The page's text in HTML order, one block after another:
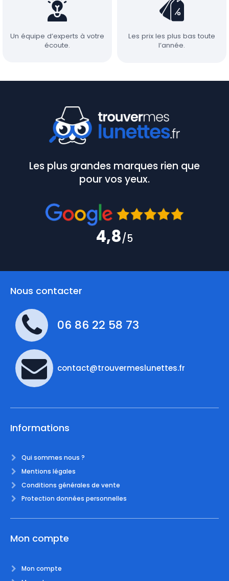
Un équipe d’experts à votre
écoute.
Les prix les plus bas toute
l’année.
Les plus grandes marques rien que
pour vos yeux.
4,8/5
Nous contacter
06 86 22 58 73
contact@trouvermeslunettes.fr
Informations
Qui sommes nous ?
Mentions légales
Conditions générales de vente
Protection données personnelles
Mon compte
Mon compte